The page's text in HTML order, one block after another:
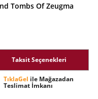
Tombs Of Zeugma
Taksit Seçenekleri
TıklaGel ile Mağazadan
Teslimat İmkanı